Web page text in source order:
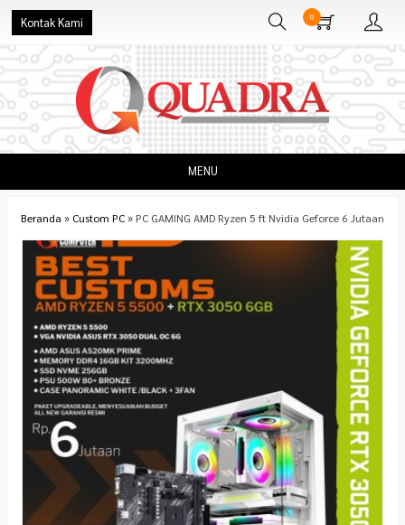
Kontak Kami 0
MENU
Beranda » Custom PC» PC GAMING AMD Ryzen 5 ft Nvidia Geforce 6 Jutaan